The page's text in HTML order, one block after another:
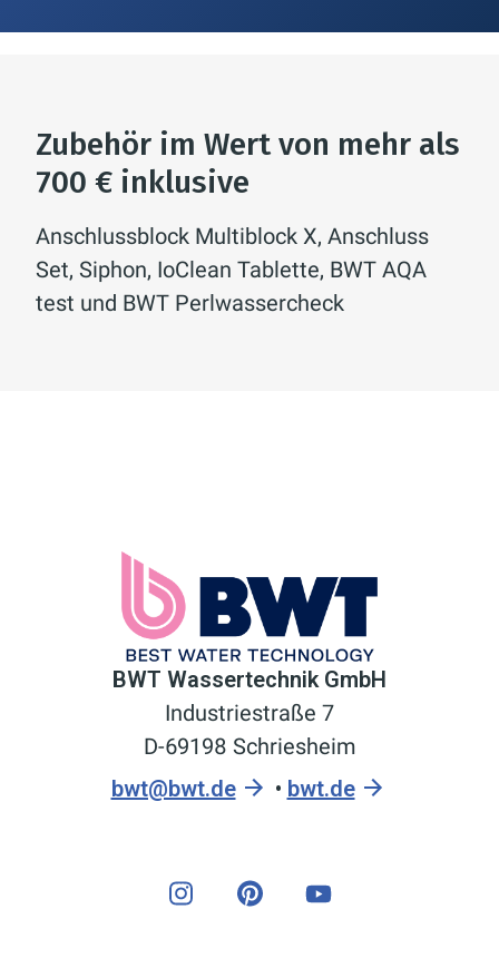
Zubehör im Wert von mehr als
700 € inklusive
Anschlussblock Multiblock X, Anschluss
Set, Siphon, IoClean Tablette, BWT AQA
test und BWT Perlwassercheck
BWT Wassertechnik GmbH
Industriestraße 7
D-69198 Schriesheim
bwt@bwt.de
• bwt.de